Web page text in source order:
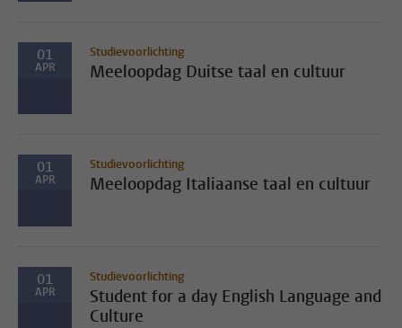
01
APR
Studievoorlichting
Meeloopdag Duitse taal en cultuur
01
APR
Studievoorlichting
Meeloopdag Italiaanse taal en cultuur
01
APR
Studievoorlichting
Student for a day English Language and
Culture